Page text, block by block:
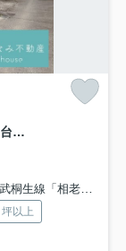
【中古】桐生市相生町2丁目 4LDK 駐車3台以上可！
生線「相老」駅 徒歩12分
以上